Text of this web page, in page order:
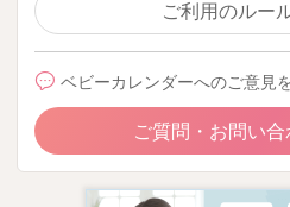
ご利用のルー
ベビーカレンダーへのご意見
ご質問・お問い